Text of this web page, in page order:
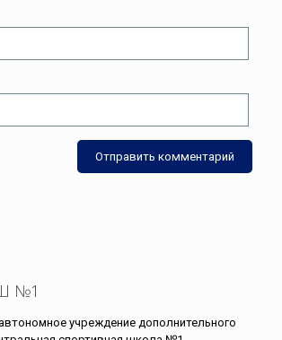
№1
учреждение дополнительного